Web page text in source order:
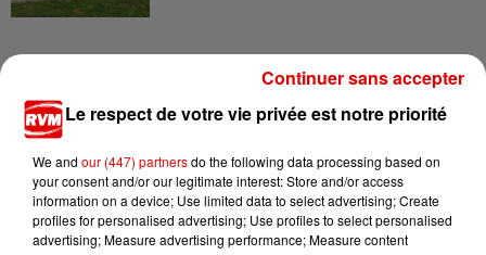
TITRES DIFFUSÉS
8h16
8h16 8h13
8h13 8h10
8h10
Le respect de votre vie privée est notre priorité
We and our (447) partnersdo the following data processing based on
your consent and/or our legitimate interest: Store and/or access
information on a device; Use limited data to select advertising; Create
profiles for personalised advertising; Use profiles to select personalised
advertising; Measure advertising performance; Measure content
Continuer sans accepter